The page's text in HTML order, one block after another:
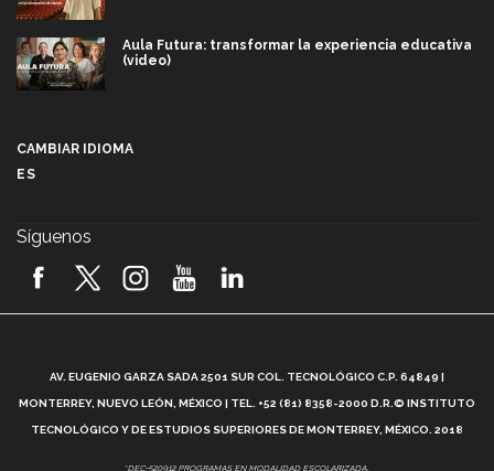
Aula Futura: transformar la experiencia educativa
(video)
2026! (video)
¿Cómo es el Modelo Educativo Tec? (video)
CAMBIAR IDIOMA
ES
Síguenos
AV. EUGENIO GARZA SADA 2501 SUR COL. TECNOLÓGICO C.P. 64849 |
MONTERREY, NUEVO LEÓN, MÉXICO | TEL. +52 (81) 8358-2000 D.R.© INSTITUTO
TECNOLÓGICO Y DE ESTUDIOS SUPERIORES DE MONTERREY, MÉXICO. 2018
*DEC-520912 PROGRAMAS EN MODALIDAD ESCOLARIZADA.